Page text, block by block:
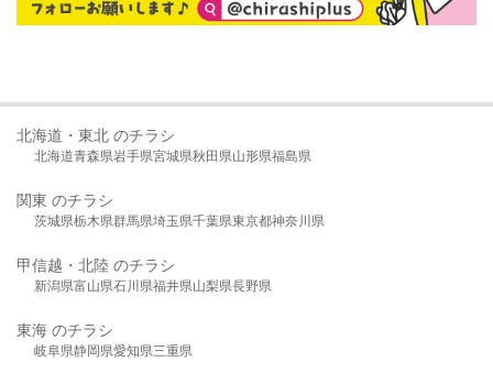
北海道・東北 のチラシ
北海道青森県岩手県宮城県秋田県山形県福島県
関東 のチラシ
茨城県栃木県群馬県埼玉県千葉県東京都神奈川県
甲信越・北陸 のチラシ
新潟県富山県石川県福井県山梨県長野県
東海 のチラシ
岐阜県静岡県愛知県三重県